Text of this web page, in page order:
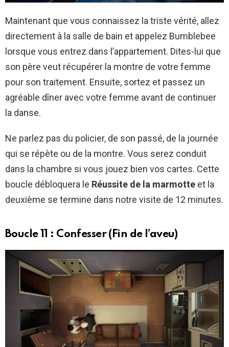
Maintenant que vous connaissez la triste vérité, allez
directement à la salle de bain et appelez Bumblebee
lorsque vous entrez dans l’appartement. Dites-lui que
son père veut récupérer la montre de votre femme
pour son traitement. Ensuite, sortez et passez un
agréable dîner avec votre femme avant de continuer
la danse.
Ne parlez pas du policier, de son passé, de la journée
qui se répète ou de la montre. Vous serez conduit
dans la chambre si vous jouez bien vos cartes. Cette
boucle débloquera le Réussite de la marmotte et la
deuxième se termine dans notre visite de 12 minutes.
Boucle 11 : Confesser (Fin de l’aveu)